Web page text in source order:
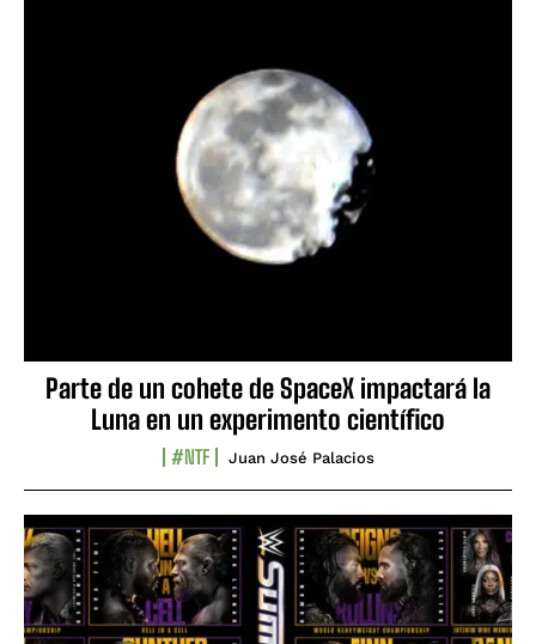
Parte de un cohete de SpaceX impactará la
Luna en un experimento científico
#NTF Juan José Palacios